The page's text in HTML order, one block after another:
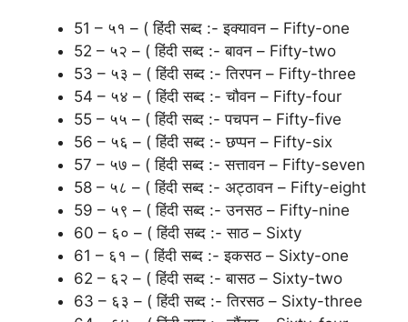
51 – ५१ – ( हिंदी सब्द :- इक्यावन – Fifty-one
52 – ५२ – ( हिंदी सब्द :- बावन – Fifty-two
53 – ५३ – ( हिंदी सब्द :- तिरपन – Fifty-three
54 – ५४ – ( हिंदी सब्द :- चौवन – Fifty-four
55 – ५५ – ( हिंदी सब्द :- पचपन – Fifty-five
56 – ५६ – ( हिंदी सब्द :- छप्पन – Fifty-six
57 – ५७ – ( हिंदी सब्द :- सत्तावन – Fifty-seven
58 – ५८ – ( हिंदी सब्द :- अट्ठावन – Fifty-eight
59 – ५९ – ( हिंदी सब्द :- उनसठ – Fifty-nine
60 – ६० – ( हिंदी सब्द :- साठ – Sixty
61 – ६१ – ( हिंदी सब्द :- इकसठ – Sixty-one
62 – ६२ – ( हिंदी सब्द :- बासठ – Sixty-two
63 – ६३ – ( हिंदी सब्द :- तिरसठ – Sixty-three